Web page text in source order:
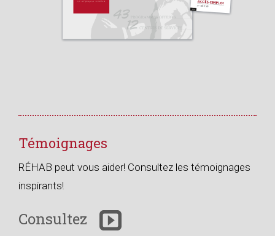
Témoignages
RÉHAB peut vous aider! Consultez les témoignages
inspirants!
Consultez